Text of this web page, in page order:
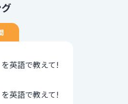
英語で教えて!
英語で教えて!